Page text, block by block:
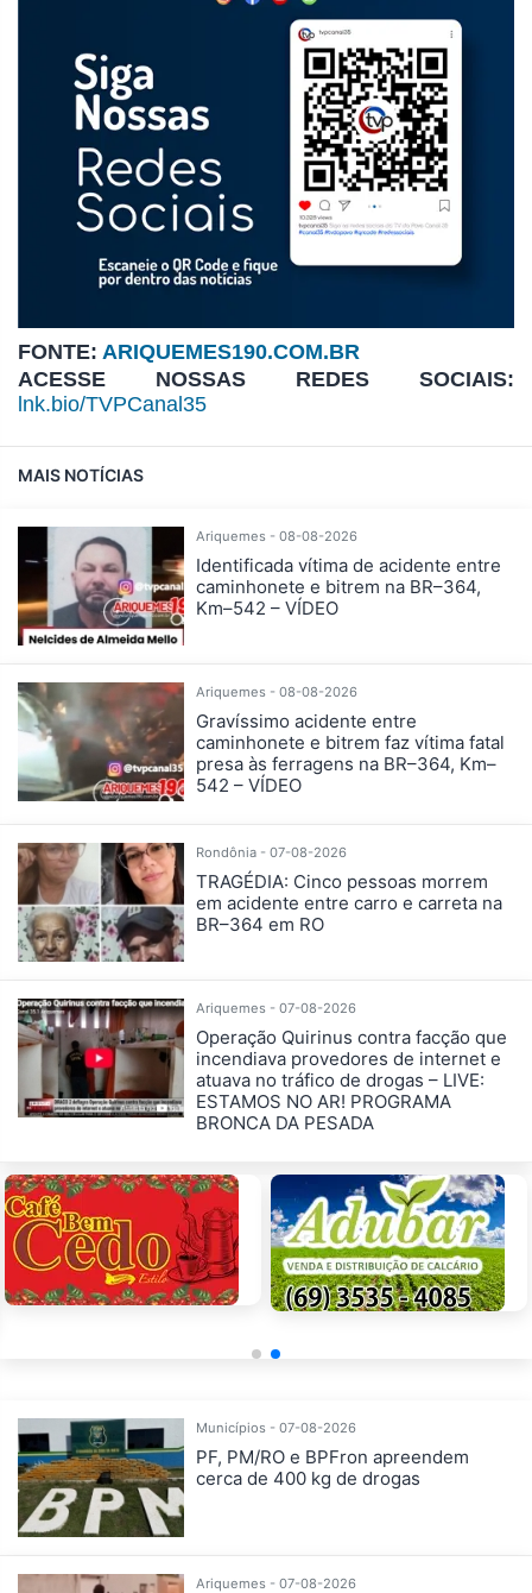
FONTE: ARIQUEMES190.COM.BR
ACESSE NOSSAS REDES SOCIAIS:
lnk.bio/TVPCanal35
MAIS NOTÍCIAS
Ariquemes - 08-08-2026
Identificada vítima de acidente entre
caminhonete e bitrem na BR–364,
Km–542 – VÍDEO
Ariquemes - 08-08-2026
Gravíssimo acidente entre
caminhonete e bitrem faz vítima fatal
presa às ferragens na BR–364, Km–
542 – VÍDEO
Rondônia - 07-08-2026
TRAGÉDIA: Cinco pessoas morrem
em acidente entre carro e carreta na
BR–364 em RO
Ariquemes - 07-08-2026
Operação Quirinus contra facção que
incendiava provedores de internet e
atuava no tráfico de drogas – LIVE:
ESTAMOS NO AR! PROGRAMA
BRONCA DA PESADA
Municípios - 07-08-2026
PF, PM/RO e BPFron apreendem
cerca de 400 kg de drogas
Ariquemes - 07-08-2026